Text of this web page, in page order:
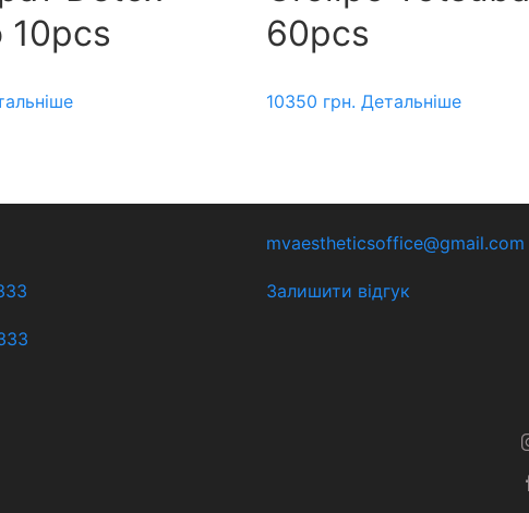
10pcs
60pcs
10350 грн. Детальніше
mvaestheticsoffice@gmail.com
Залишити відгук